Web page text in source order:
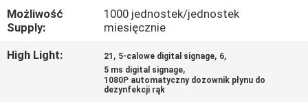
AKTUALNOŚCI
WSZYSTKIE
Możliwość
Supply:
1000 jednostek/jednostek
miesięcznie
High Light:
21 , 5-calowe digital signage, 6,
5 ms digital signage,
1080P automatyczny dozownik płynu do
dezynfekcji rąk